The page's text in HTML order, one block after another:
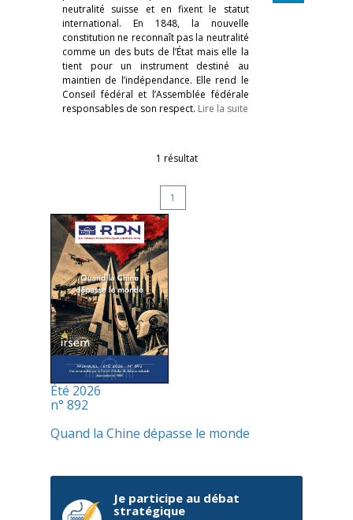
neutralité suisse et en fixent le statut
international. En 1848, la nouvelle
constitution ne reconnaît pas la neutralité
comme un des buts de l’État mais elle la
tient pour un instrument destiné au
maintien de l’indépendance. Elle rend le
Conseil fédéral et l’Assemblée fédérale
responsables de son respect. Lire la suite
1 résultat
1
Été 2026
n° 892
Quand la Chine dépasse le monde
Je participe au débat
stratégique